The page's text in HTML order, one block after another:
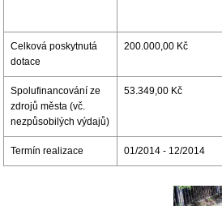
Celková poskytnutá
dotace
200.000,00 Kč
Spolufinancování ze
zdrojů města (vč.
nezpůsobilých výdajů)
53.349,00 Kč
Termín realizace 01/2014 - 12/2014